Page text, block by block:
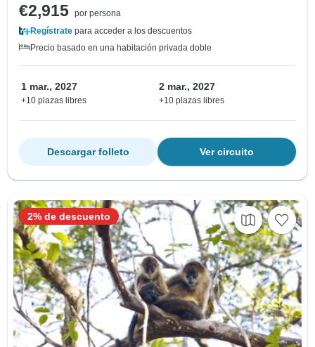
€2,915 por persona
Regístrate para acceder a los descuentos
Precio basado en una habitación privada doble
1 mar., 2027
+10 plazas libres
2 mar., 2027
+10 plazas libres
Ver circuito
Descargar folleto
2% de descuento